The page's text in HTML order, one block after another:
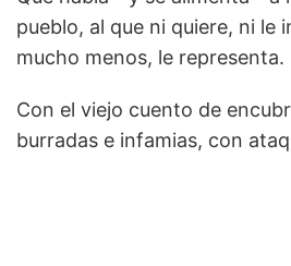
pueblo, al que ni quiere, ni le
mucho menos, le representa.
Con el viejo cuento de
burradas e infamias, con